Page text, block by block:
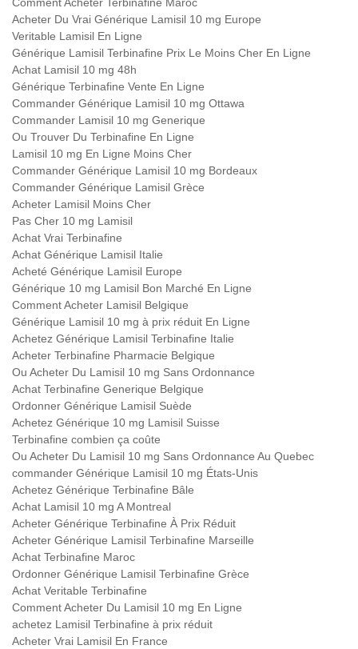
Acheter Du Vrai Générique Lamisil 10 mg Europe
Veritable Lamisil En Ligne
Générique Lamisil Terbinafine Prix Le Moins Cher En Ligne
Achat Lamisil 10 mg 48h
Générique Terbinafine Vente En Ligne
Commander Générique Lamisil 10 mg Ottawa
Commander Lamisil 10 mg Generique
Ou Trouver Du Terbinafine En Ligne
Lamisil 10 mg En Ligne Moins Cher
Commander Générique Lamisil 10 mg Bordeaux
Commander Générique Lamisil Grèce
Acheter Lamisil Moins Cher
Pas Cher 10 mg Lamisil
Achat Vrai Terbinafine
Achat Générique Lamisil Italie
Acheté Générique Lamisil Europe
Générique 10 mg Lamisil Bon Marché En Ligne
Comment Acheter Lamisil Belgique
Générique Lamisil 10 mg à prix réduit En Ligne
Achetez Générique Lamisil Terbinafine Italie
Acheter Terbinafine Pharmacie Belgique
Ou Acheter Du Lamisil 10 mg Sans Ordonnance
Achat Terbinafine Generique Belgique
Ordonner Générique Lamisil Suède
Achetez Générique 10 mg Lamisil Suisse
Terbinafine combien ça coûte
Ou Acheter Du Lamisil 10 mg Sans Ordonnance Au Quebec
commander Générique Lamisil 10 mg États-Unis
Achetez Générique Terbinafine Bâle
Achat Lamisil 10 mg A Montreal
Acheter Générique Terbinafine À Prix Réduit
Acheter Générique Lamisil Terbinafine Marseille
Achat Terbinafine Maroc
Ordonner Générique Lamisil Terbinafine Grèce
Achat Veritable Terbinafine
Comment Acheter Du Lamisil 10 mg En Ligne
achetez Lamisil Terbinafine à prix réduit
Acheter Vrai Lamisil En France